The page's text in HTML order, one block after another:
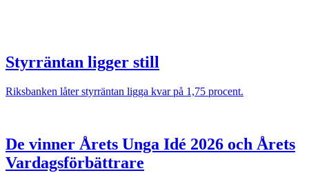
Styrräntan ligger still
Riksbanken låter styrräntan ligga kvar på 1,75 procent.
De vinner Årets Unga Idé 2026 och Årets
Vardagsförbättrare